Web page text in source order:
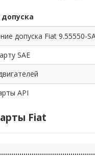
допуска Fiat 9.55550-
SAE
API
Fiat